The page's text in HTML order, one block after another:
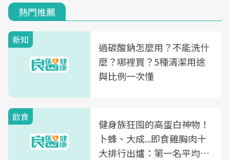
熱門推薦
新知
過碳酸鈉怎麼用？不能洗什
麼？哪裡買？5種清潔用途
與比例一次懂
飲食
健身族狂囤的高蛋白神物！
卜蜂、大成...即食雞胸肉十
大排行出爐：第一名平均一